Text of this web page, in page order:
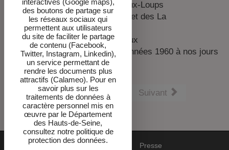
Les œuvres de la Vallée-aux-Loups
L'époque de Montmorency et des La
Rochefoucauld
L'œuvre du Dr Le Savoureux
La Vallée-aux-Loups des années 1960 à nos jours
Précédent Suivant
Mentions DPO-cookies Newsletter Presse
interactives (Google maps),
des boutons de partage sur
les réseaux sociaux qui
permettent aux utilisateurs
du site de faciliter le partage
de contenu (Facebook,
Twitter, Instagram, Linkedin),
un service permettant de
rendre les documents plus
attractifs (Calameo). Pour en
savoir plus sur les
traitements de données à
caractère personnel mis en
œuvre par le Département
des Hauts-de-Seine,
consultez notre politique de
protection des données.